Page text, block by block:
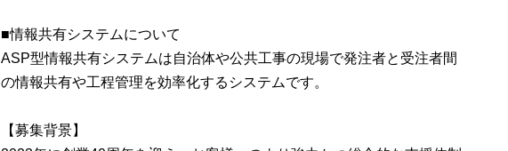
■情報共有システムについて
ASP型情報共有システムは自治体や公共工事の現場で発注者と受注者間
の情報共有や工程管理を効率化するシステムです。
【募集背景】